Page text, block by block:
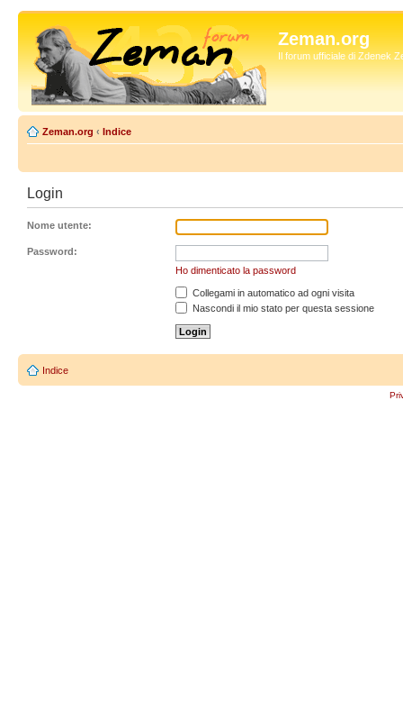
Zeman.org
Il forum ufficiale di Zdenek
Zeman.org ‹ Indice
Login
Nome utente:
Password:
Ho dimenticato la password
Collegami in automatico ad ogni visita
Nascondi il mio stato per questa sessione
Indice